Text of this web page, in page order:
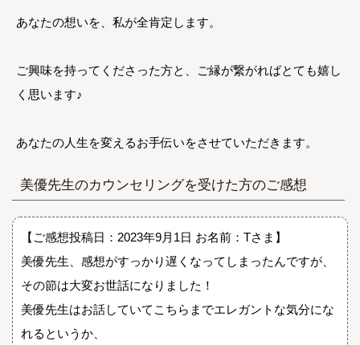
あなたの想いを、私が全肯定します。
ご興味を持ってくださった方と、ご縁が繋がればとても嬉し
く思います♪
あなたの人生を変えるお手伝いをさせていただきます。
美優先生のカウンセリングを受けた方のご感想
【ご感想投稿日：2023年9月1日 お名前：Tさま】
美優先生、感想がすっかり遅くなってしまったんですが、
その節は大変お世話になりました！
美優先生はお話していてこちらまでエレガントな気分にな
れるというか、